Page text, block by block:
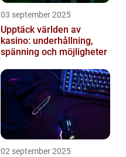
03 september 2025
Upptäck världen av
kasino: underhållning,
spänning och möjligheter
02 september 2025